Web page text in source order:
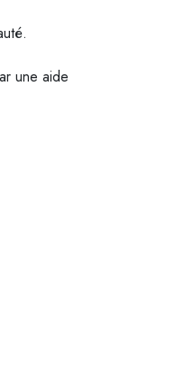
une aide